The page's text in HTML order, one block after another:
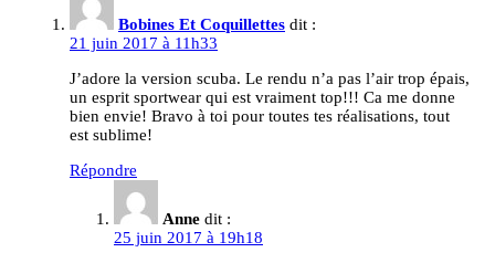
Bobines Et Coquillettes dit :
21 juin 2017 à 11h33
J’adore la version scuba. Le rendu n’a pas l’air trop épais,
un esprit sportwear qui est vraiment top!!! Ca me donne
bien envie! Bravo à toi pour toutes tes réalisations, tout
est sublime!
Répondre
Anne dit :
25 juin 2017 à 19h18